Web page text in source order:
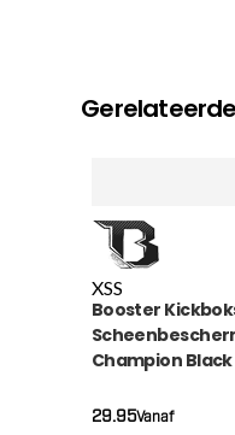
XSS
Booster
Champion Black
Vanaf
29.95